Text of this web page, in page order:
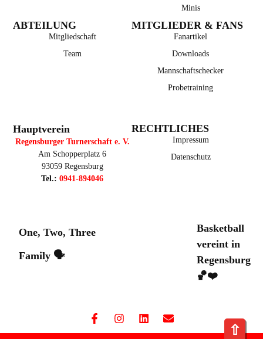
⇧
Minis
ABTEILUNG
Mitgliedschaft
Team
MITGLIEDER & FANS
Fanartikel
Downloads
Mannschaftschecker
Probetraining
Hauptverein
Regensburger Turnerschaft e. V.
Am Schopperplatz 6
93059 Regensburg
Tel.:0941-894046
RECHTLICHES
Impressum
Datenschutz
One, Two, Three
Family 🗣️
Basketball
vereint in
Regensburg
🏀❤️